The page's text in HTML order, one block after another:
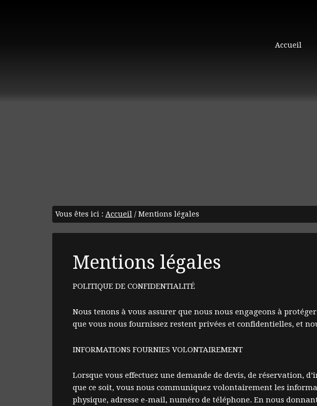
Accueil
Vous êtes ici : Accueil /Mentions légales
Mentions légales
POLITIQUE DE CONFIDENTIALITÉ
Nous tenons à vous assurer que nous nous engageons à
que vous nous fournissez restent privées et confidentielles, et
INFORMATIONS FOURNIES VOLONTAIREMENT
Lorsque vous effectuez une demande de devis, de réservation,
que ce soit, vous nous communiquez volontairement les
physique, adresse e-mail, numéro de téléphone. En nous